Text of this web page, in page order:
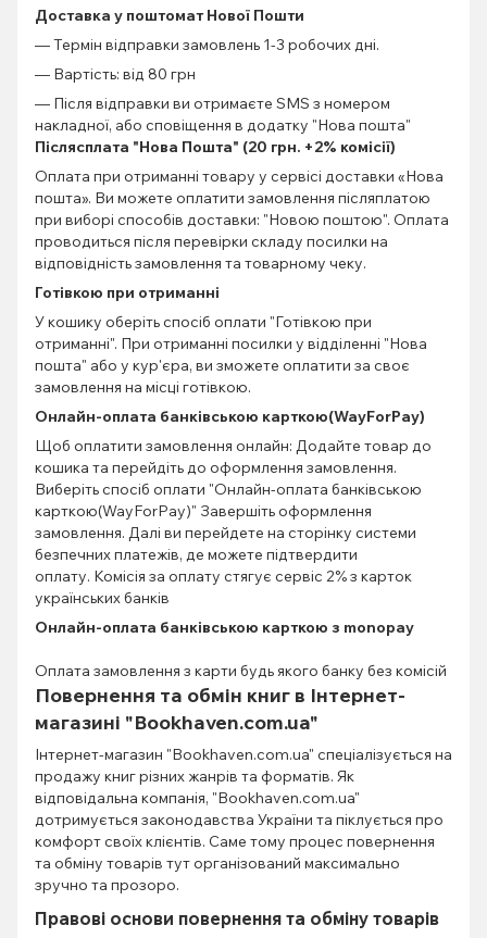
Доставка у поштомат Нової Пошти
— Термін відправки замовлень 1-3 робочих дні.
— Вартість: від 80 грн
— Після відправки ви отримаєте SMS з номером
накладної, або сповіщення в додатку "Нова пошта"
Післясплата "Нова Пошта" (20 грн. +2% комісії)
Оплата при отриманні товару у сервісі доставки «Нова
пошта». Ви можете оплатити замовлення післяплатою
при виборі способів доставки: "Новою поштою". Оплата
проводиться після перевірки складу посилки на
відповідність замовлення та товарному чеку.
Готівкою при отриманні
У кошику оберіть спосіб оплати "Готівкою при
отриманні". При отриманні посилки у відділенні "Нова
пошта" або у кур'єра, ви зможете оплатити за своє
замовлення на місці готівкою.
Онлайн-оплата банківською карткою(WayForPay)
Щоб оплатити замовлення онлайн: Додайте товар до
кошика та перейдіть до оформлення замовлення.
Виберіть спосіб оплати "Онлайн-оплата банківською
карткою(WayForPay)" Завершіть оформлення
замовлення. Далі ви перейдете на сторінку системи
безпечних платежів, де можете підтвердити
оплату. Комісія за оплату стягує сервіс 2% з карток
українських банків
Онлайн-оплата банківською карткою з monopay
Оплата замовлення з карти будь якого банку без комісій
Повернення та обмін книг в Інтернет-
магазині "Bookhaven.com.ua"
Інтернет-магазин "Bookhaven.com.ua" спеціалізується на
продажу книг різних жанрів та форматів. Як
відповідальна компанія, "Bookhaven.com.ua"
дотримується законодавства України та піклується про
комфорт своїх клієнтів. Саме тому процес повернення
та обміну товарів тут організований максимально
зручно та прозоро.
Правові основи повернення та обміну товарів